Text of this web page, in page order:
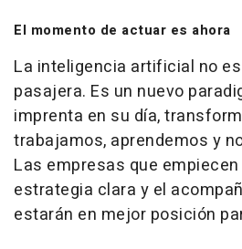
El momento de actuar es ahora
La inteligencia artificial no
pasajera. Es un nuevo
imprenta en su día,
trabajamos, aprendemos y
Las empresas que
estrategia clara y el
estarán en mejor posición